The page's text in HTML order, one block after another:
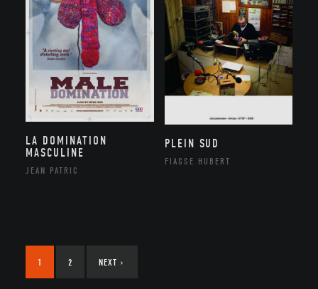
LA DOMINATION
MASCULINE
JEAN PATRIC
PLEIN SUD
FIASSE HUBERT
1 2 NEXT ›